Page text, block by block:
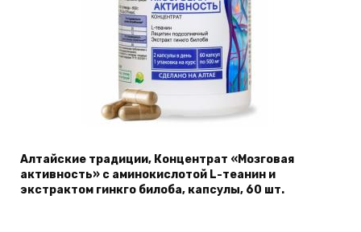
Алтайские традиции, Концентрат «Мозговая
активность» с аминокислотой L-теанин и
экстрактом гинкго билоба, капсулы, 60 шт.